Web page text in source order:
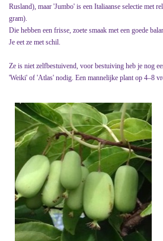
Rusland), maar 'Jumbo' is een Italiaanse selectie met
gram).
Die hebben een frisse, zoete smaak met een goede
Je eet ze met schil.
Ze is niet zelfbestuivend, voor bestuiving heb je nog
'Weiki' of 'Atlas' nodig. Een mannelijke plant op 4–8